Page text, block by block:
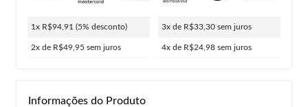
1x R$94,91 (5% desconto)
2x de R$49,95 sem juros
3x de R$33,30 sem juros
4x de R$24,98 sem juros
Informações do Produto